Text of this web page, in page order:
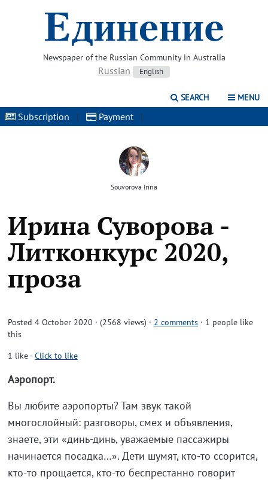
Newspaper of the Russian Community in Australia
Russian English
SEARCH MENU
Subscription | Payment |
Souvorova Irina
Ирина Суворова -
Литконкурс 2020,
проза
Posted 4 October 2020 · (2568 views) · 2 comments · 1 people like
this
1 like-Click to like
Аэропорт.
Вы любите аэропорты? Там звук такой
многослойный: разговоры, смех и объявления,
знаете, эти «динь-динь, уважаемые пассажиры
начинается посадка…». Дети шумят, кто-то ссорится,
кто-то прощается, кто-то беспрестанно говорит